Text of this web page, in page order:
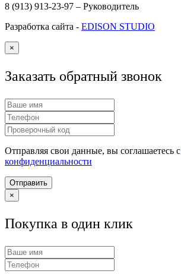
8 (913) 913-23-97 – Руководитель
Разработка сайта - EDISON STUDIO
×
Заказать обратный звонок
Отправляя свои данные, вы соглашаетесь с
конфиденциальности
Отправить
×
Покупка в один клик